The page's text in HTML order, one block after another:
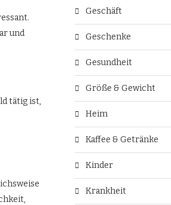
und
tätig ist,
Geschäft
Geschenke
Gesundheit
Größe & Gewicht
Heim
Kaffee & Getränke
Kinder
Krankheit